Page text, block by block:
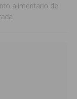
alimentario de